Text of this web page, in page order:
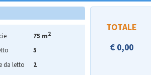
75 m2
5
da letto
2
TOTALE
€ 0,00